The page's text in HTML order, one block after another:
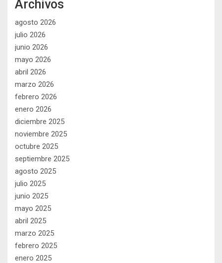
Archivos
agosto 2026
julio 2026
junio 2026
mayo 2026
abril 2026
marzo 2026
febrero 2026
enero 2026
diciembre 2025
noviembre 2025
octubre 2025
septiembre 2025
agosto 2025
julio 2025
junio 2025
mayo 2025
abril 2025
marzo 2025
febrero 2025
enero 2025